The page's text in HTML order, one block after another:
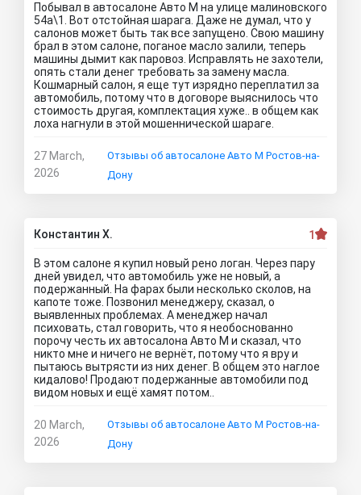
Побывал в автосалоне Авто М на улице малиновского
54а\1. Вот отстойная шарага. Даже не думал, что у
салонов может быть так все запущено. Свою машину
брал в этом салоне, поганое масло залили, теперь
машины дымит как паровоз. Исправлять не захотели,
опять стали денег требовать за замену масла.
Кошмарный салон, я еще тут изрядно переплатил за
автомобиль, потому что в договоре выяснилось что
стоимость другая, комплектация хуже.. в общем как
лоха нагнули в этой мошеннической шараге.
27 March,
2026
Отзывы об автосалоне Авто М Ростов-на-
Дону
Константин Х. 1
В этом салоне я купил новый рено логан. Через пару
дней увидел, что автомобиль уже не новый, а
подержанный. На фарах были несколько сколов, на
капоте тоже. Позвонил менеджеру, сказал, о
выявленных проблемах. А менеджер начал
психовать, стал говорить, что я необоснованно
порочу честь их автосалона Авто М и сказал, что
никто мне и ничего не вернёт, потому что я вру и
пытаюсь вытрясти из них денег. В общем это наглое
кидалово! Продают подержанные автомобили под
видом новых и ещё хамят потом..
20 March,
2026
Отзывы об автосалоне Авто М Ростов-на-
Дону